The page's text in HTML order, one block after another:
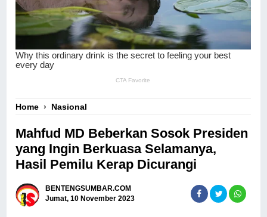
Home › Nasional
Mahfud MD Beberkan Sosok Presiden
yang Ingin Berkuasa Selamanya,
Hasil Pemilu Kerap Dicurangi
BENTENGSUMBAR.COM
Jumat, 10 November 2023